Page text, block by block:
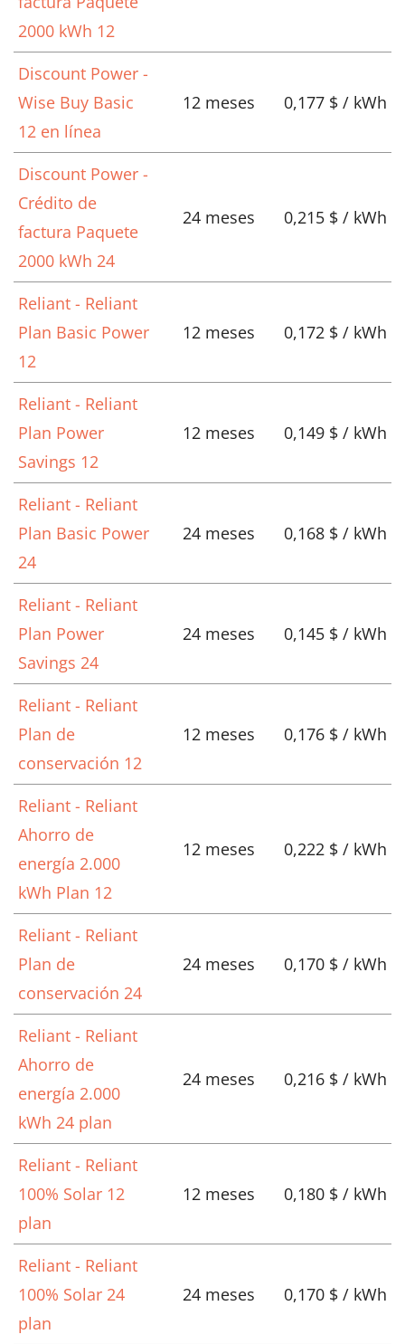
2000 kWh 12
Discount Power -
Wise Buy Basic
12 en línea
12 meses 0,177 $ / kWh
Discount Power -
Crédito de
factura Paquete
2000 kWh 24
24 meses 0,215 $ / kWh
Reliant - Reliant
Plan Basic Power
12
12 meses 0,172 $ / kWh
Reliant - Reliant
Plan Power
Savings 12
12 meses 0,149 $ / kWh
Reliant - Reliant
Plan Basic Power
24
24 meses 0,168 $ / kWh
Reliant - Reliant
Plan Power
Savings 24
24 meses 0,145 $ / kWh
Reliant - Reliant
Plan de
conservación 12
12 meses 0,176 $ / kWh
Reliant - Reliant
Ahorro de
energía 2.000
kWh Plan 12
12 meses 0,222 $ / kWh
Reliant - Reliant
Plan de
conservación 24
24 meses 0,170 $ / kWh
Reliant - Reliant
Ahorro de
energía 2.000
kWh 24 plan
24 meses 0,216 $ / kWh
Reliant - Reliant
100% Solar 12
plan
12 meses 0,180 $ / kWh
Reliant - Reliant
100% Solar 24
plan
24 meses 0,170 $ / kWh